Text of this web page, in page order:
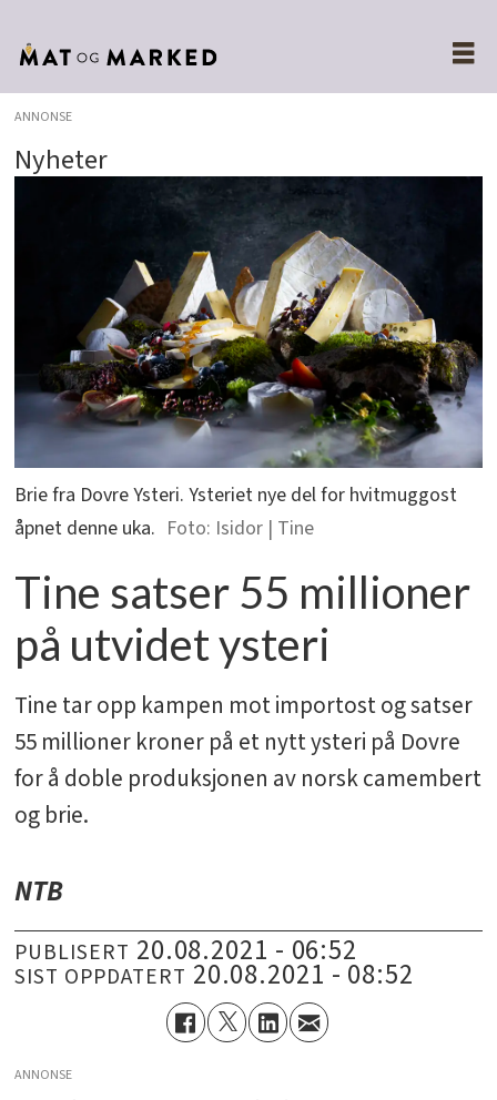
ANNONSE
Nyheter
Brie fra Dovre Ysteri. Ysteriet nye del for hvitmuggost
åpnet denne uka.
Isidor | Tine
Tine satser 55 millioner
på utvidet ysteri
Tine tar opp kampen mot importost og satser
55 millioner kroner på et nytt ysteri på Dovre
for å doble produksjonen av norsk camembert
og brie.
NTB
PUBLISERT 20.08.2021 - 06:52
SIST OPPDATERT 20.08.2021 - 08:52
ANNONSE